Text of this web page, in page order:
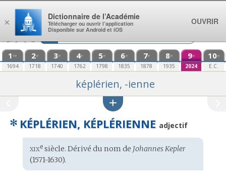
Aller au contenu
1 re
1694
2e
1718
3e
1740
4e
1762
5e
1798
6e
1835
7e
1878
8e
1935
9e
2024
10e
E.C.
képlérien, -ienne
✻ KÉPLÉRIEN, KÉPLÉRIENNE adjectif
Étymologie
:
xixesiècle. Dérivé du nom de Johannes Kepler
(1571-1630).
×
Dictionnaire de l’Académie
Télécharger ou ouvrir l’application
Disponible sur Android et iOS
OUVRIR